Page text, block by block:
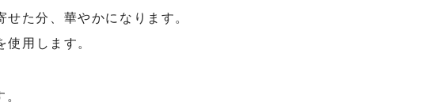
た分、華やかになります。
用します。